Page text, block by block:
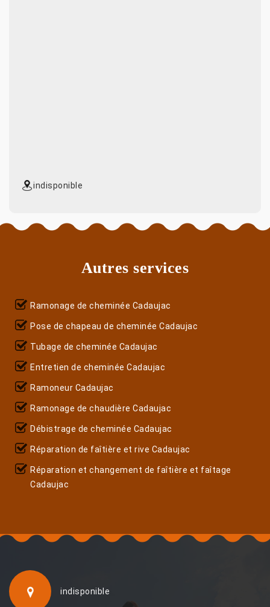
indisponible
Autres services
Ramonage de cheminée Cadaujac
Pose de chapeau de cheminée Cadaujac
Tubage de cheminée Cadaujac
Entretien de cheminée Cadaujac
Ramoneur Cadaujac
Ramonage de chaudière Cadaujac
Débistrage de cheminée Cadaujac
Réparation de faîtière et rive Cadaujac
Réparation et changement de faîtière et faîtage
Cadaujac
indisponible